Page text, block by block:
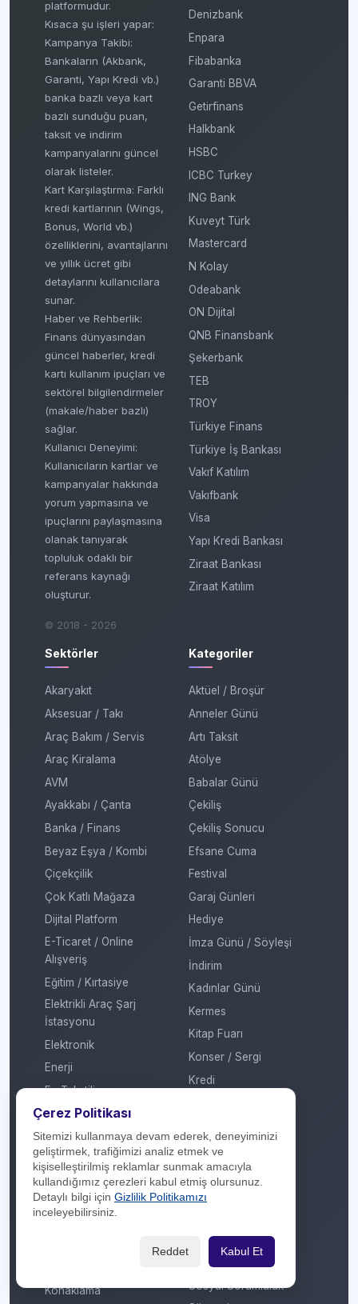
platformudur.
Kısaca şu işleri yapar:
Kampanya Takibi:
Bankaların (Akbank,
Garanti, Yapı Kredi vb.)
banka bazlı veya kart
bazlı sunduğu puan,
taksit ve indirim
kampanyalarını güncel
olarak listeler.
Kart Karşılaştırma: Farklı
kredi kartlarının (Wings,
Bonus, World vb.)
özelliklerini, avantajlarını
ve yıllık ücret gibi
detaylarını kullanıcılara
sunar.
Haber ve Rehberlik:
Finans dünyasından
güncel haberler, kredi
kartı kullanım ipuçları ve
sektörel bilgilendirmeler
(makale/haber bazlı)
sağlar.
Kullanıcı Deneyimi:
Kullanıcıların kartlar ve
kampanyalar hakkında
yorum yapmasına ve
ipuçlarını paylaşmasına
olanak tanıyarak
topluluk odaklı bir
referans kaynağı
oluşturur.
© 2018 - 2026
Denizbank
Enpara
Fibabanka
Garanti BBVA
Getirfinans
Halkbank
HSBC
ICBC Turkey
ING Bank
Kuveyt Türk
Mastercard
N Kolay
Odeabank
ON Dijital
QNB Finansbank
Şekerbank
TEB
TROY
Türkiye Finans
Türkiye İş Bankası
Vakıf Katılım
Vakıfbank
Visa
Yapı Kredi Bankası
Ziraat Bankası
Ziraat Katılım
Sektörler
Akaryakıt
Aksesuar / Takı
Araç Bakım / Servis
Araç Kiralama
AVM
Ayakkabı / Çanta
Banka / Finans
Beyaz Eşya / Kombi
Çiçekçilik
Çok Katlı Mağaza
Dijital Platform
E-Ticaret / Online
Alışveriş
Eğitim / Kırtasiye
Elektrikli Araç Şarj
İstasyonu
Elektronik
Enerji
Ev Tekstili
Genel
Giyim / Tekstil
Havayolu / Havalimanı
Isıtma / Soğutma
İletişim Operatörü
Konaklama
Kategoriler
Aktüel / Broşür
Anneler Günü
Artı Taksit
Atölye
Babalar Günü
Çekiliş
Çekiliş Sonucu
Efsane Cuma
Festival
Garaj Günleri
Hediye
İmza Günü / Söyleşi
İndirim
Kadınlar Günü
Kermes
Kitap Fuarı
Konser / Sergi
Kredi
Otomatik Ödeme
Öğretmenler Günü
Puan
Sevgililer Günü
Sosyal Medya
Sosyal Sorumluluk
Çerez Politikası
Sitemizi kullanmaya devam ederek, deneyiminizi
geliştirmek, trafiğimizi analiz etmek ve
kişiselleştirilmiş reklamlar sunmak amacıyla
kullandığımız çerezleri kabul etmiş olursunuz.
Detaylı bilgi için Gizlilik Politikamızı
inceleyebilirsiniz.
Reddet Kabul Et